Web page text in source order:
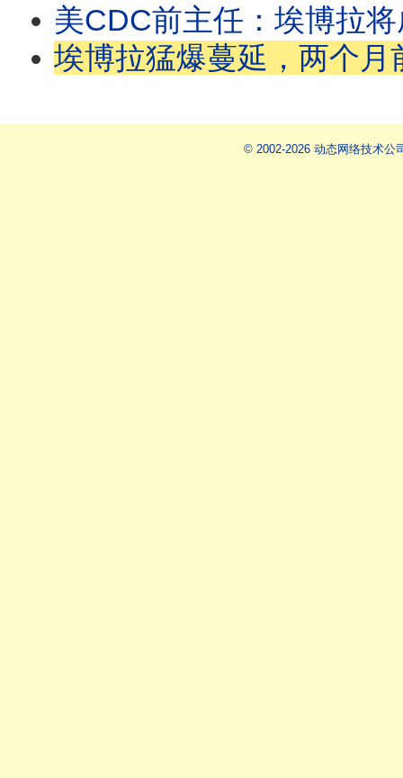
美CDC前主任：埃博拉将成大流行病；美国升级严防，国境防线差点破防？世
埃博拉猛爆蔓延，两个月前已爆发？病毒扩散难追查，中国输入风险为何高？
© 2002-2026 动态网络技术公